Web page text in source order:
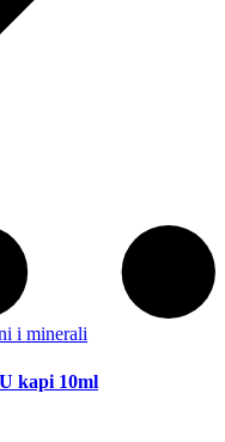
i minerali
kapi 10ml